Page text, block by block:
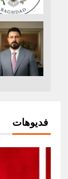
فديوهات